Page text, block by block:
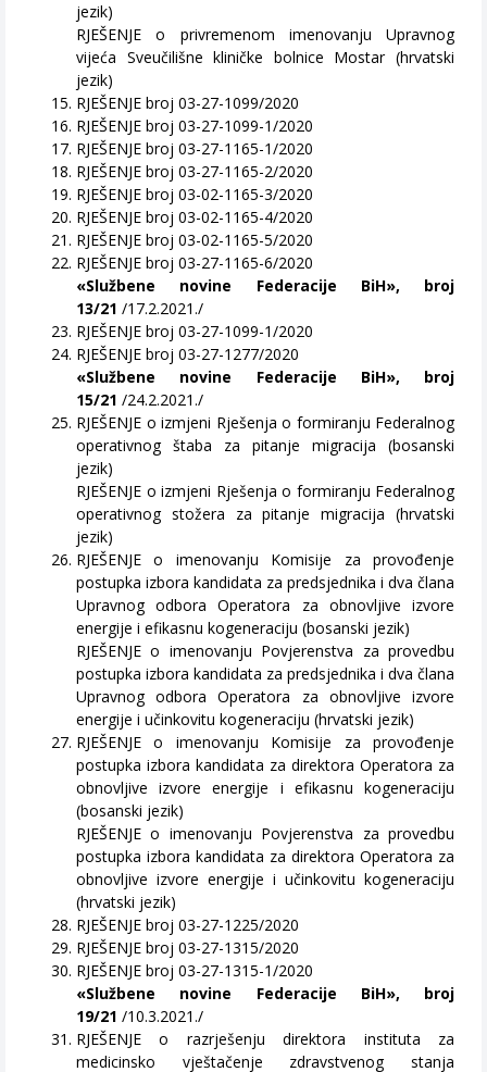
jezik)
RJEŠENJE o privremenom imenovanju Upravnog
vijeća Sveučilišne kliničke bolnice Mostar (hrvatski
jezik)
RJEŠENJE broj 03-27-1099/2020
RJEŠENJE broj 03-27-1099-1/2020
RJEŠENJE broj 03-27-1165-1/2020
RJEŠENJE broj 03-27-1165-2/2020
RJEŠENJE broj 03-02-1165-3/2020
RJEŠENJE broj 03-02-1165-4/2020
RJEŠENJE broj 03-02-1165-5/2020
RJEŠENJE broj 03-27-1165-6/2020
«Službene novine Federacije BiH», broj
13/21 /17.2.2021./
RJEŠENJE broj 03-27-1099-1/2020
RJEŠENJE broj 03-27-1277/2020
«Službene novine Federacije BiH», broj
15/21 /24.2.2021./
RJEŠENJE o izmjeni Rješenja o formiranju Federalnog
operativnog štaba za pitanje migracija (bosanski
jezik)
RJEŠENJE o izmjeni Rješenja o formiranju Federalnog
operativnog stožera za pitanje migracija (hrvatski
jezik)
RJEŠENJE o imenovanju Komisije za provođenje
postupka izbora kandidata za predsjednika i dva člana
Upravnog odbora Operatora za obnovljive izvore
energije i efikasnu kogeneraciju (bosanski jezik)
RJEŠENJE o imenovanju Povjerenstva za provedbu
postupka izbora kandidata za predsjednika i dva člana
Upravnog odbora Operatora za obnovljive izvore
energije i učinkovitu kogeneraciju (hrvatski jezik)
RJEŠENJE o imenovanju Komisije za provođenje
postupka izbora kandidata za direktora Operatora za
obnovljive izvore energije i efikasnu kogeneraciju
(bosanski jezik)
RJEŠENJE o imenovanju Povjerenstva za provedbu
postupka izbora kandidata za direktora Operatora za
obnovljive izvore energije i učinkovitu kogeneraciju
(hrvatski jezik)
RJEŠENJE broj 03-27-1225/2020
RJEŠENJE broj 03-27-1315/2020
RJEŠENJE broj 03-27-1315-1/2020
«Službene novine Federacije BiH», broj
19/21 /10.3.2021./
RJEŠENJE o razrješenju direktora instituta za
medicinsko vještačenje zdravstvenog stanja